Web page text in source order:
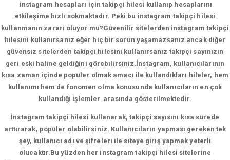
instagram hesapları için takipçi hilesi kullanıp hesaplarını
etkileşime hızlı sokmaktadır. Peki bu instagram takipçi hilesi
kullanmanın zararı oluyor mu?Güvenilir sitelerden instagram takipçi
hilesini kullanırsanız eğer hiç bir sorun yaşamazsanız ancak diğer
güvensiz sitelerden takipçi hilesini kullanırsanız takipçi sayınızın
geri eski haline geldiğini görebilirsiniz.İnstagram, kullanıcılarının
kısa zaman içinde popüler olmak amacı ile kullandıkları hileler, hem
kullanımı hem de fonomen olma konusunda kullanıcıların en çok
kullandığı işlemler arasında gösterilmektedir.
İnstagram takipçi hilesi kullanarak, takipçi sayısını kısa sürede
arttırarak, popüler olabilirsiniz. Kullanıcıların yapması gereken tek
şey, kullanıcı adı ve şifreleri ile siteye giriş yapmak yeterli
olucaktır.Bu yüzden her instagram takipçi hilesi sitelerine